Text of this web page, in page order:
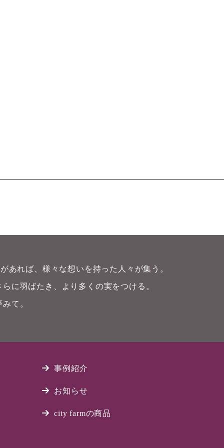
あれば、様々な想いを持った人々が集う。
に羽ばたき、より多くの実をつける。
て。
事例紹介
お知らせ
city farmの商品